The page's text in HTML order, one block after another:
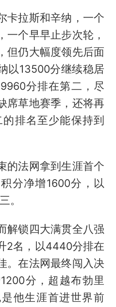
卡拉斯和辛纳，一个
一个早早止步次轮，
但仍大幅度领先后面
以13500分继续稳居
分排在第二，尽
席草地赛季，还将再
排名至少能保持到
的法网拿到生涯首个
分净增1600分，以
。
解锁四大满贯全八强
2名，以4440分排在
。在法网最终闯入决
分，超越布勃里
他生涯首进世界前